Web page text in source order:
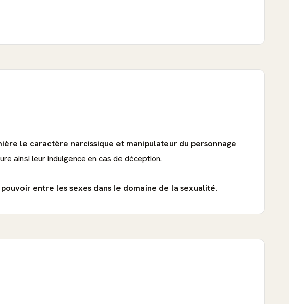
le caractère narcissique et manipulateur du personnage
ainsi leur indulgence en cas de déception.
entre les sexes dans le domaine de la sexualité.